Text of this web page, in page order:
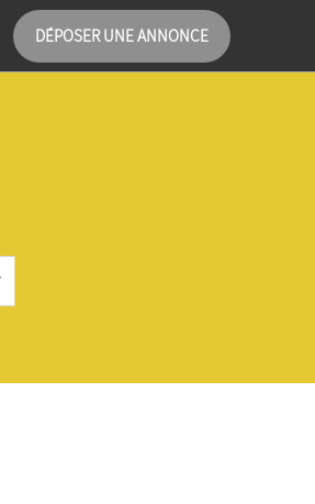
DÉPOSER UNE ANNONCE